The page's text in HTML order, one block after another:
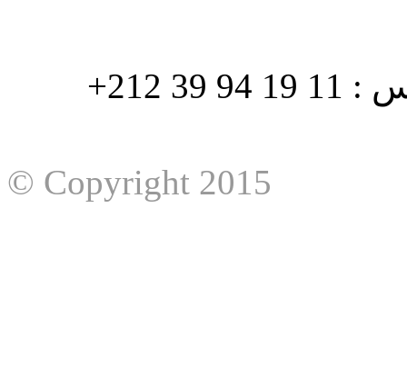
هاتف : 90/88 32 94 39 212+ فاكس : 11 19 94 39 212+
© Copyright 2015